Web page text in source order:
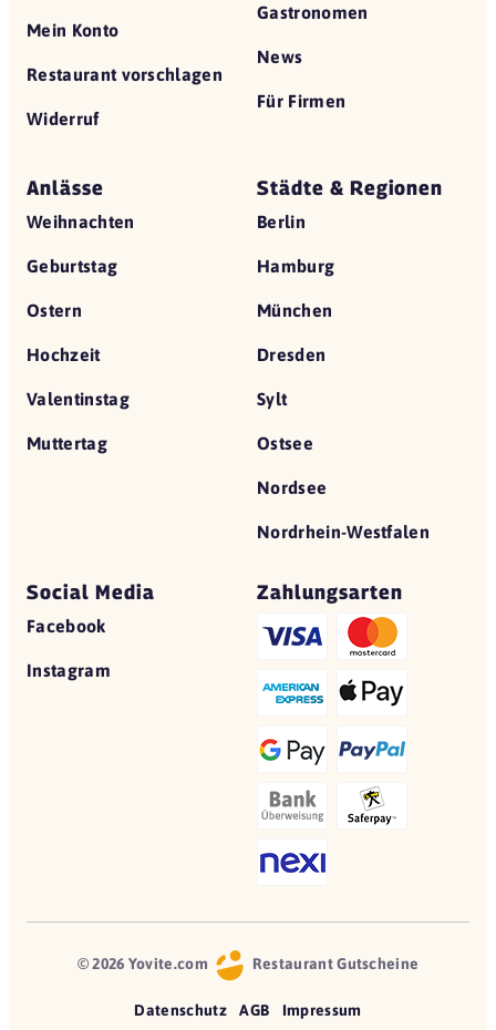
Mein Konto
Restaurant vorschlagen
Widerruf
Gastronomen
News
Für Firmen
Anlässe
Weihnachten
Geburtstag
Ostern
Hochzeit
Valentinstag
Muttertag
Städte & Regionen
Berlin
Hamburg
München
Dresden
Sylt
Ostsee
Nordsee
Nordrhein-Westfalen
Social Media
Facebook
Instagram
Zahlungsarten
© 2026 Yovite.com Restaurant Gutscheine
Datenschutz AGB Impressum